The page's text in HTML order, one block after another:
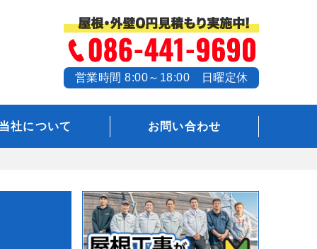
営業時間 8:00～18:00 日曜定休
社について お問い合わせ